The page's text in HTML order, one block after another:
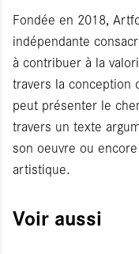
Fondée en 2018,
indépendante
à contribuer à la
travers la conception
peut présenter le
travers un texte
son oeuvre ou
artistique.
Voir aussi